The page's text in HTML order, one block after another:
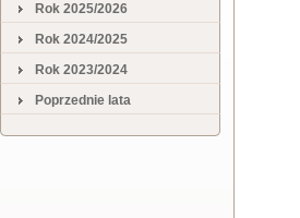
Rok 2025/2026
Rok 2024/2025
Rok 2023/2024
Poprzednie lata